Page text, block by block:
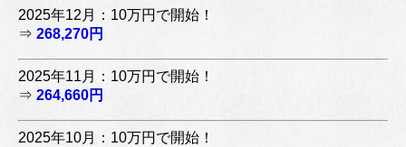
2025年12月：10万円で開始！
⇒ 268,270円
2025年11月：10万円で開始！
⇒ 264,660円
2025年10月：10万円で開始！